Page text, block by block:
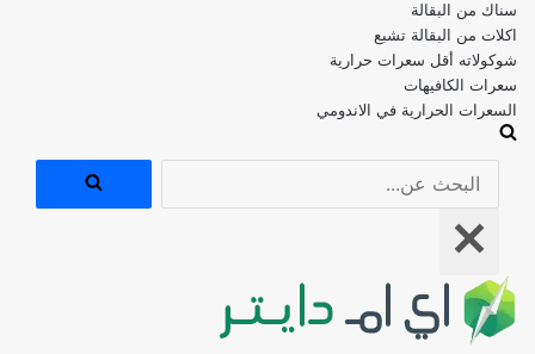
اكلات من البقالة تشبع
شوكولاته أقل سعرات حرارية
سعرات الكافيهات
السعرات الحرارية في الاندومي